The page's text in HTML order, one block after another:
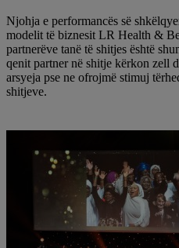
Njohja e performancës së
modelit të biznesit LR Health &
partnerëve tanë të shitjes është
qenit partner në shitje kërkon zell
arsyeja pse ne ofrojmë stimuj
shitjeve.